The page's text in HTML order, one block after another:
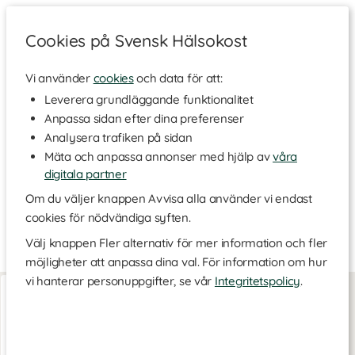
Cookies på Svensk Hälsokost
Vi använder cookiesoch data för att:
Leverera grundläggande funktionalitet
Anpassa sidan efter dina preferenser
Analysera trafiken på sidan
Mäta och anpassa annonser med hjälp avvåra
digitala partner
Om du väljer knappen Avvisa alla använder vi endast
cookies för nödvändiga syften.
Välj knappen Fler alternativ för mer information och fler
möjligheter att anpassa dina val. För information om hur
vi hanterar personuppgifter, se vår Integritetspolicy.
Varumärken
CareMe
CareMe är ett svenskt varumärke som erbjuder naturliga
tillskott för ett balanserat liv. Tillskotten är rena, tillsatsfria och
av högsta kvalitet med naturliga, biotillgängliga ingredienser för
att på ett säkert och effektivt sätt stötta hela familjen. Utforska
sortimentet här!
PQQMax